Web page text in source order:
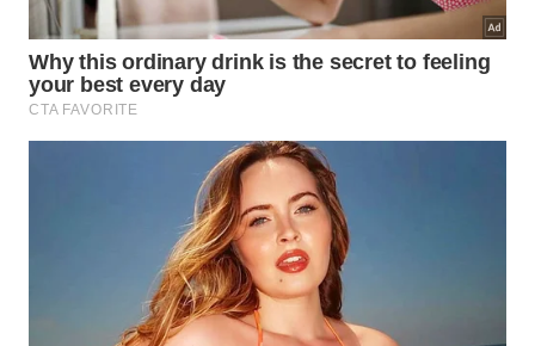
funcional do aparelho seja mantida:
Carregar o celular embaixo do travesseiro, o que
impede a dissipação de calor.
dispositivo está conectado à tomada.
Deixar o smartphone exposto diretamente à luz
solar por períodos prolongados.
Permitir que a carga chegue constantemente ao
nível de zero por cento antes da recarga.
De que maneira o ciclo de carga